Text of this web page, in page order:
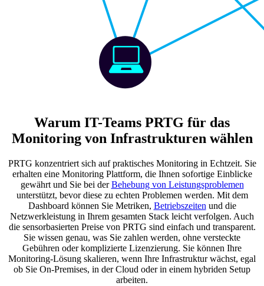
Warum IT-Teams PRTG für das
Monitoring von Infrastrukturen wählen
PRTG konzentriert sich auf praktisches Monitoring in Echtzeit. Sie
erhalten eine Monitoring Plattform, die Ihnen sofortige Einblicke
gewährt und Sie bei derBehebung von Leistungsproblemen
unterstützt, bevor diese zu echten Problemen werden. Mit dem
Dashboard können Sie Metriken, Betriebszeiten und die
Netzwerkleistung in Ihrem gesamten Stack leicht verfolgen. Auch
die sensorbasierten Preise von PRTG sind einfach und transparent.
Sie wissen genau, was Sie zahlen werden, ohne versteckte
Gebühren oder komplizierte Lizenzierung. Sie können Ihre
Monitoring-Lösung skalieren, wenn Ihre Infrastruktur wächst, egal
ob Sie On-Premises, in der Cloud oder in einem hybriden Setup
arbeiten.